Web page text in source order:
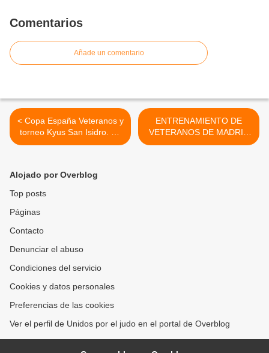
Comentarios
Añade un comentario
< Copa España Veteranos y
torneo Kyus San Isidro. 12
mayo 2024
ENTRENAMIENTO DE
VETERANOS DE MADRID
>
Alojado por Overblog
Top posts
Páginas
Contacto
Denunciar el abuso
Condiciones del servicio
Cookies y datos personales
Preferencias de las cookies
Ver el perfil de Unidos por el judo en el portal de Overblog